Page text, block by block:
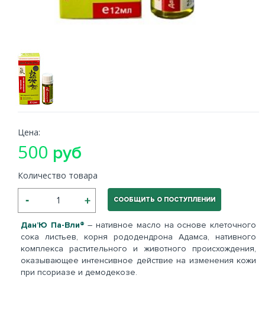
Дан’Ю Па-Вли® – нативное масло на основе клеточного
сока листьев, корня рододендрона Адамса, нативного
комплекса растительного и животного происхождения,
оказывающее интенсивное действие на изменения кожи
при псориазе и демодекозе.
Цена:
500 руб
Количество товара
СООБЩИТЬ О ПОСТУПЛЕНИИ